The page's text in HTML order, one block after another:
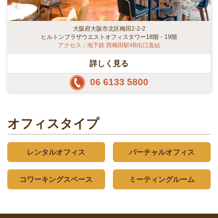
大阪府大阪市北区梅田2-2-2
ヒルトンプラザウエストオフィスタワー18階・19階
アクセス：地下鉄 西梅田駅4B出口直結
詳しく見る
06 6133 5800
オフィスタイプ
レンタルオフィス バーチャルオフィス
コワーキングスペース ミーティングルーム